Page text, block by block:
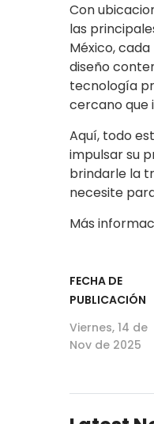
Con
las
México,
diseño
tecnología
cercano que
Aquí, todo
impulsar su
brindarle la
necesite
Más
FECHA DE
PUBLICACIÓN
Viernes, 14 de
Nov de 2025